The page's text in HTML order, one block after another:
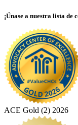
¡Únase a nuestra lista
ACE Gold (2) 2026